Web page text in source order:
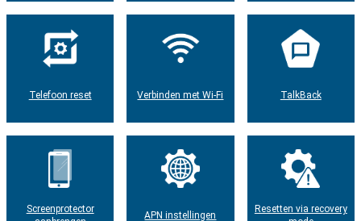
Telefoon reset Verbinden met Wi-Fi TalkBack
Screenprotector
APN instellingen
Resetten via recovery